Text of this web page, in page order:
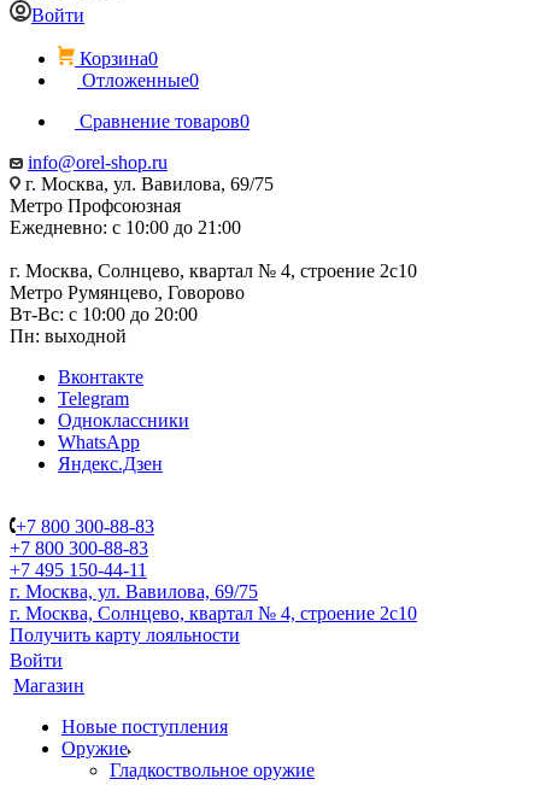
Войти
Корзина0
Отложенные0
Сравнение товаров0
info@orel-shop.ru
г. Москва, ул. Вавилова, 69/75
Метро Профсоюзная
Ежедневно: с 10:00 до 21:00
г. Москва, Солнцево, квартал № 4, строение 2с10
Метро Румянцево, Говорово
Вт-Вс: с 10:00 до 20:00
Пн: выходной
Вконтакте
Telegram
Одноклассники
WhatsApp
Яндекс.Дзен
+7 800 300-88-83
+7 800 300-88-83
+7 495 150-44-11
г. Москва, ул. Вавилова, 69/75
г. Москва, Солнцево, квартал № 4, строение 2с10
Получить карту лояльности
Войти
Магазин
Новые поступления
Оружие
Гладкоствольное оружие